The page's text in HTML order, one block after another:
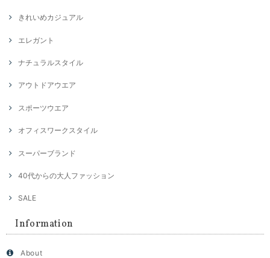
きれいめカジュアル
エレガント
ナチュラルスタイル
アウトドアウエア
スポーツウエア
オフィスワークスタイル
スーパーブランド
40代からの大人ファッション
SALE
Information
About